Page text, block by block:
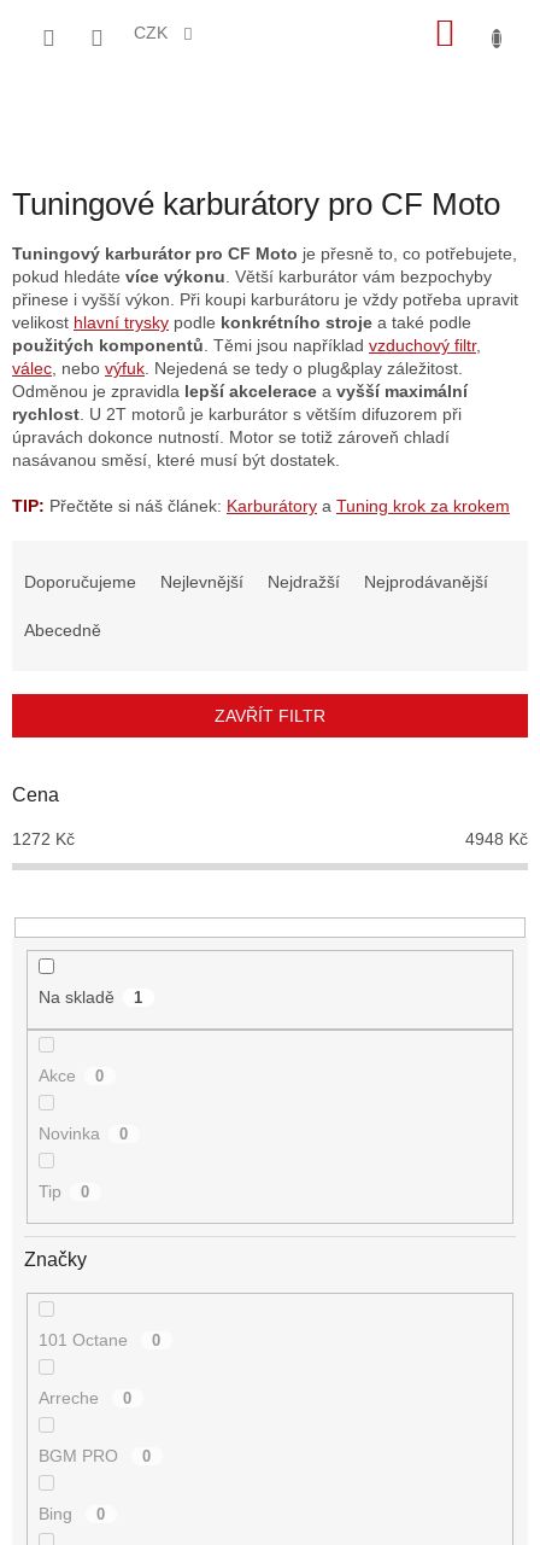
CZK
Tuningové karburátory pro CF Moto
Tuningový karburátor pro CF Moto je přesně to, co potřebujete,
pokud hledáte více výkonu . Větší karburátor vám bezpochyby
přinese i vyšší výkon. Při koupi karburátoru je vždy potřeba upravit
velikost hlavní trysky podle konkrétního stroje a také podle
použitých komponentů . Těmi jsou například vzduchový filtr,
válec , nebo výfuk . Nejedená se tedy o plug&play záležitost.
Odměnou je zpravidla lepší akcelerace a vyšší maximální
rychlost . U 2T motorů je karburátor s větším difuzorem při
úpravách dokonce nutností. Motor se totiž zároveň chladí
nasávanou směsí, které musí být dostatek.
TIP: Přečtěte si náš článek: Karburátory a Tuning krok za krokem
r
d
k
t
Doporučujeme Nejlevnější Nejdražší Nejprodávanější
Abecedně
ZAVŘÍT FILTR
Cena
1272 Kč 4948 Kč
Na skladě 1
Akce 0
Novinka 0
Tip 0
Značky
101 Octane 0
Arreche 0
BGM PRO 0
Bing 0